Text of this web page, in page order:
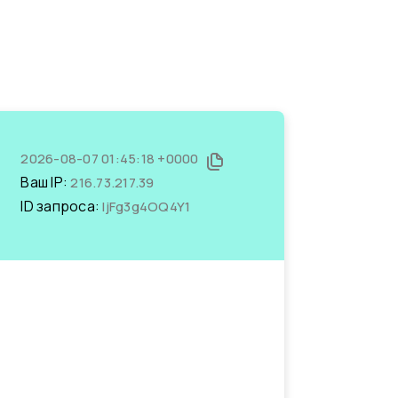
2026-08-07 01:45:18 +0000
Ваш IP:216.73.217.39
ID запроса:IjFg3g4OQ4Y1